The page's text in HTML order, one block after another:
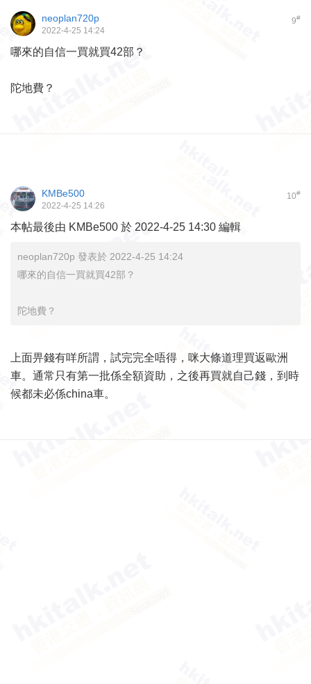
9#
neoplan720p
2022-4-25 14:24
哪來的自信一買就買42部？
陀地費？
10#
KMBe500
2022-4-25 14:26
本帖最後由 KMBe500 於 2022-4-25 14:30 編輯
neoplan720p 發表於 2022-4-25 14:24
哪來的自信一買就買42部？
陀地費？
上面畀錢有咩所謂，試完完全唔得，咪大條道理買返歐洲
車。通常只有第一批係全額資助，之後再買就自己錢，到時
候都未必係china車。